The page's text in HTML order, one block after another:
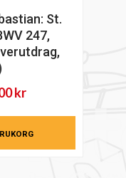
St.
247,
krDet
priset
är: